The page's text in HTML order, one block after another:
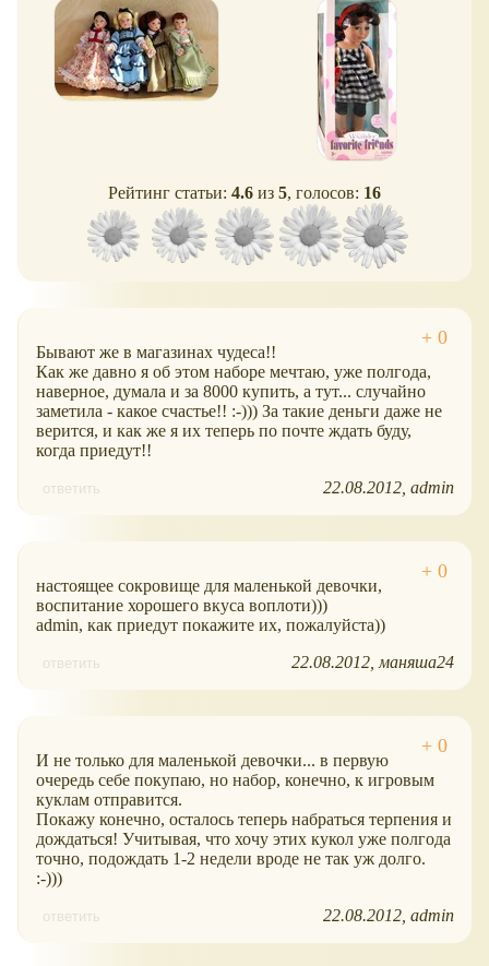
Рейтинг статьи: 4.6 из 5, голосов: 16
Бывают же в магазинах чудеса!!
Как же давно я об этом наборе мечтаю, уже полгода,
наверное, думала и за 8000 купить, а тут... случайно
заметила - какое счастье!! :-))) За такие деньги даже не
верится, и как же я их теперь по почте ждать буду,
когда приедут!!
ответить 22.08.2012 admin
настоящее сокровище для маленькой девочки,
воспитание хорошего вкуса воплоти)))
admin, как приедут покажите их, пожалуйста))
ответить 22.08.2012 маняша24
И не только для маленькой девочки... в первую
очередь себе покупаю, но набор, конечно, к игровым
куклам отправится.
Покажу конечно, осталось теперь набраться терпения и
дождаться! Учитывая, что хочу этих кукол уже полгода
точно, подождать 1-2 недели вроде не так уж долго.
:-)))
ответить 22.08.2012 admin